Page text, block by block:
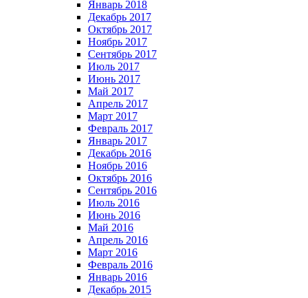
Январь 2018
Декабрь 2017
Октябрь 2017
Ноябрь 2017
Сентябрь 2017
Июль 2017
Июнь 2017
Май 2017
Апрель 2017
Март 2017
Февраль 2017
Январь 2017
Декабрь 2016
Ноябрь 2016
Октябрь 2016
Сентябрь 2016
Июль 2016
Июнь 2016
Май 2016
Апрель 2016
Март 2016
Февраль 2016
Январь 2016
Декабрь 2015